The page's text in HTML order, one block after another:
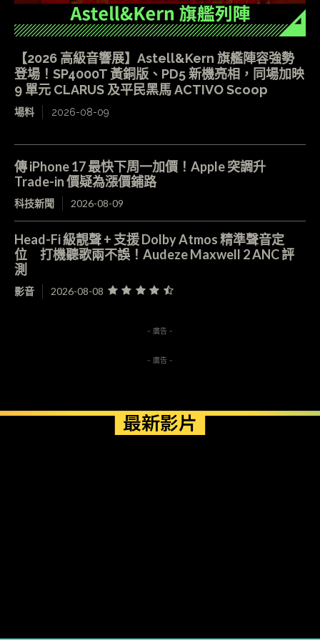
【2026 高級音響展】Astell&Kern 旗艦陣容強勢
登場！SP4000T 黃銅版、PD5 新機亮相，同場加映
9 單元 CLARUS 及平民黑馬 ACTIVO Scoop
場料 2026-08-09
傳 iPhone 17 最快下周一加價！Apple 突調升
Trade-in 價疑為漲價鋪路
科技新聞 2026-08-09
Head-Fi 級靚聲 + 支援 Dolby Atmos 精準聲音定
位 打機聽歌兩不誤！Audeze Maxwell 2 ANC 評
測
影音 2026-08-08
- 廣告 -
- 廣告 -
最新影片